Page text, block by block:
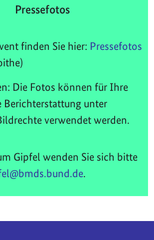
Pressefotos
finden Sie hier: Pressefotos
Die Fotos können für Ihre
Berichterstattung unter
verwendet werden.
Gipfel wenden Sie sich bitte
.